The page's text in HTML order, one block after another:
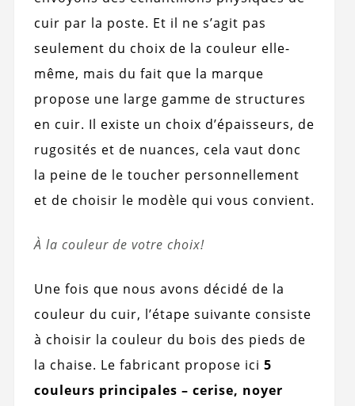
cuir par la poste. Et il ne s’agit pas
seulement du choix de la couleur elle-
même, mais du fait que la marque
propose une large gamme de structures
en cuir. Il existe un choix d’épaisseurs, de
rugosités et de nuances, cela vaut donc
la peine de le toucher personnellement
et de choisir le modèle qui vous convient.
À la couleur de votre choix!
Une fois que nous avons décidé de la
couleur du cuir, l’étape suivante consiste
à choisir la couleur du bois des pieds de
la chaise. Le fabricant propose ici 5
couleurs principales – cerise, noyer